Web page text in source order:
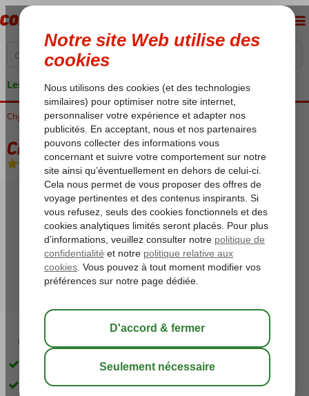
Les garanties de vacances
Chypre du Nord Kyrenia Cratos Premium
Cratos Premium
All Inclusive-Hôtel
05:00 sauver
Hôtel élégant et luxueux directement sur la plage
Pleins d'activités pour petits et grands